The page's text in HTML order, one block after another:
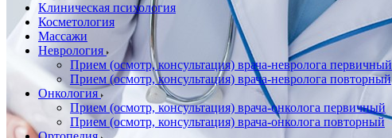
Клиническая психология
Косметология
Массажи
Неврология
Прием (осмотр, консультация) врача-невролога первичный
Прием (осмотр, консультация) врача-невролога повторный
Онкология
Прием (осмотр, консультация) врача-онколога первичный
Прием (осмотр, консультация) врача-онколога повторный